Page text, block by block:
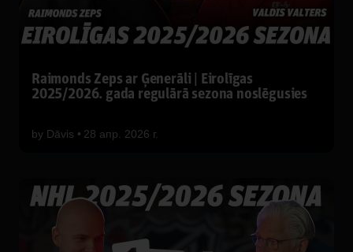
Raimonds Zeps ar Ģenerāli | Eirolīgas
2025/2026. gada regulārā sezona noslēgusies
by Dāvis 28 апр. 2026 г.